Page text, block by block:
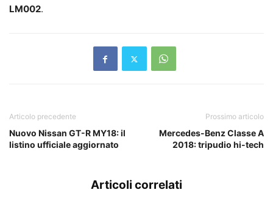
LM002.
Articolo precedente
Nuovo Nissan GT-R MY18: il
listino ufficiale aggiornato
Prossimo articolo
Mercedes-Benz Classe A
2018: tripudio hi-tech
Articoli correlati